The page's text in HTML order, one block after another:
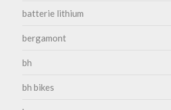
batterie lithium
bergamont
bh
bh bikes